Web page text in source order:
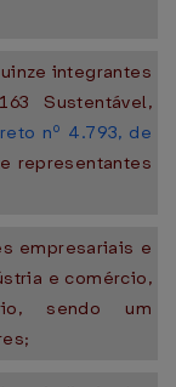
integrantes
Sustentável,
nº 4.793, de
representantes
empresariais e
e comércio,
sendo um